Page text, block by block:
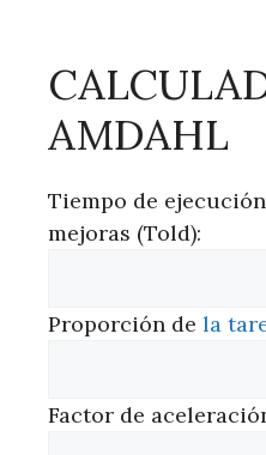
AMDAHL
Tiempo de
mejoras (Told):
Proporción de la
Factor de